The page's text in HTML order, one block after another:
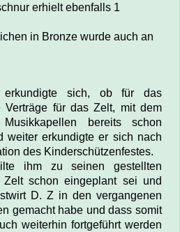
erhielt ebenfalls 1
in Bronze wurde auch an
sich, ob für das
Verträge für das Zelt, mit dem
bereits schon
weiter erkundigte er sich nach
des Kinderschützenfestes.
ihm zu seinen gestellten
schon eingeplant sei und
D. Z in den vergangenen
gemacht habe und dass somit
weiterhin fortgeführt werden